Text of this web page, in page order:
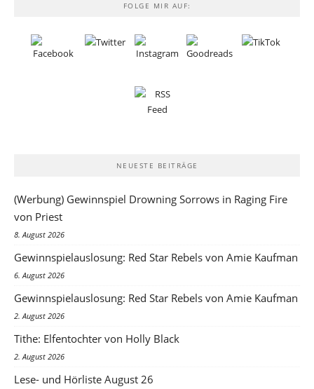
FOLGE MIR AUF:
NEUESTE BEITRÄGE
(Werbung) Gewinnspiel Drowning Sorrows in Raging Fire
von Priest
8. August 2026
Gewinnspielauslosung: Red Star Rebels von Amie Kaufman
6. August 2026
Gewinnspielauslosung: Red Star Rebels von Amie Kaufman
2. August 2026
Tithe: Elfentochter von Holly Black
2. August 2026
Lese- und Hörliste August 26